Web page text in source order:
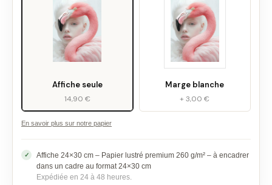
Affiche seule
14,90 €
Marge blanche
+ 3,00 €
En savoir plus sur notre papier
Affiche 24×30 cm – Papier lustré premium 260 g/m² – à encadrer
dans un cadre au format 24×30 cm
Expédiée en 24 à 48 heures.